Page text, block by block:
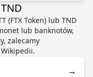
(FTX Token) lub TND
lub banknotów,
zalecamy
→